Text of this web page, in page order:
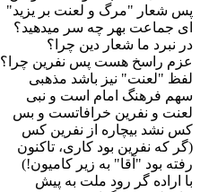
پس شعار "مرگ و لعنت بر یزید"
ای جماعت بهر چه سر میدهید؟
در نبرد ما شعار دین چرا؟
عزم راسخ هست پس نفرین چرا؟
لفظ "لعنت" نیز باشد مذهبی
سهم فرهنگ امام است و نبی
لعنت و نفرین خرافاتست و بس
کس نشد بیچاره از نفرین کس
(گر که نفرین بود کاری، تاکنون
رفته بود "آقا" به زیر کامیون!)
با اراده گر رود ملت به پیش